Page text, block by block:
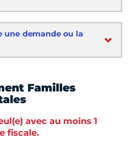
une demande ou la
Familles
avec au moins 1
fiscale.